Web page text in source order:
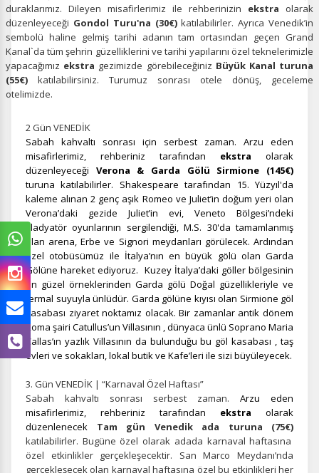
Çerez tercihlerinizibelirleyin.
Daha fazla bilgi için KVKK bilgilendirmemizi,çerez kullanım
ve
gizlilik koşullarını inceleyebilirsiniz.
duraklarımız. Dileyen misafirlerimiz ile rehberinizin ekstra olarak
düzenleyeceği Gondol Turu'na (30€)katılabilirler. Ayrıca Venedik’in
sembolü haline gelmiş tarihi adanın tam ortasından geçen Grand
Kanal`da tüm şehrin güzelliklerini ve tarihi yapılarını özel teknelerimizle
yapacağımız ekstra gezimizde görebileceğiniz Büyük Kanal turuna
(55€)katılabilirsiniz. Turumuz sonrası otele dönüş, geceleme
otelimizde.
2 Gün VENEDİK
Sabah kahvaltı sonrası için serbest zaman. Arzu eden
misafirlerimiz, rehberiniz tarafından ekstra olarak
düzenleyeceği Verona & Garda Gölü Sirmione (145€)
turuna katılabilirler. Shakespeare tarafından 15. Yüzyıl'da
kaleme alınan 2 genç aşık Romeo ve Juliet’in doğum yeri olan
Verona’daki gezide Juliet’in evi, Veneto Bölgesi’ndeki
gladyatör oyunlarının sergilendiği, M.S. 30'da tamamlanmış
olan arena, Erbe ve Signori meydanları görülecek. Ardından
özel otobüsümüz ile İtalya’nın en büyük gölü olan Garda
Gölüne hareket ediyoruz. Kuzey İtalya’daki göller bölgesinin
en güzel örneklerinden Garda gölü Doğal güzellikleriyle ve
termal suyuyla ünlüdür. Garda gölüne kıyısı olan Sirmione göl
kasabası ziyaret noktamız olacak. Bir zamanlar antik dönem
Roma şairi Catullus’un Villasının , dünyaca ünlü Soprano Maria
Callas’ın yazlık Villasının da bulunduğu bu göl kasabası , taş
evleri ve sokakları, lokal butik ve Kafe’leri ile sizi büyüleyecek.
3. Gün VENEDİK | “Karnaval Özel Haftası”
Sabah kahvaltı sonrası serbest zaman. Arzu eden
misafirlerimiz, rehberiniz tarafından ekstra olarak
düzenlenecek Tam gün Venedik ada turuna (75€)
katılabilirler. Bugüne özel olarak adada karnaval haftasına
özel etkinlikler gerçekleşecektir. San Marco Meydanı’nda
gerçekleşecek olan karnaval haftasına özel bu etkinlikleri her